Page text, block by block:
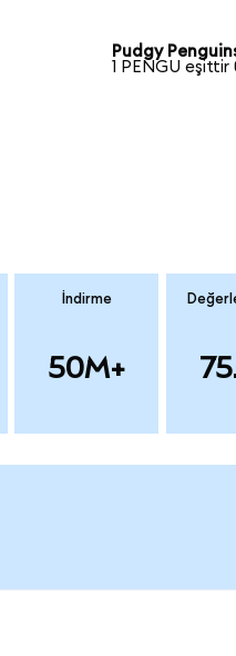
Pudgy
1 PENGU eşittir
İndirme
50M+